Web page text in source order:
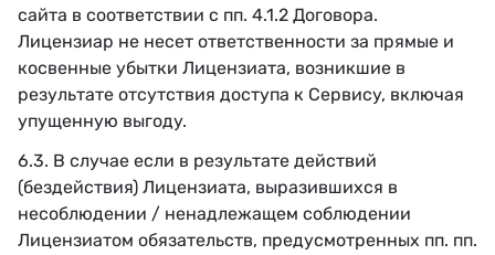
сайта в соответствии с пп. 4.1.2 Договора.
Лицензиар не несет ответственности за прямые и
косвенные убытки Лицензиата, возникшие в
результате отсутствия доступа к Сервису, включая
упущенную выгоду.
6.3. В случае если в результате действий
(бездействия) Лицензиата, выразившихся в
несоблюдении / ненадлежащем соблюдении
Лицензиатом обязательств, предусмотренных пп. пп.